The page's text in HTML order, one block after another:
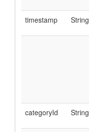
timestamp
String
categoryId
String